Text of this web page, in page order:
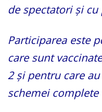
de spectatori și
Participarea este
care sunt
2 și pentru care
schemei complete